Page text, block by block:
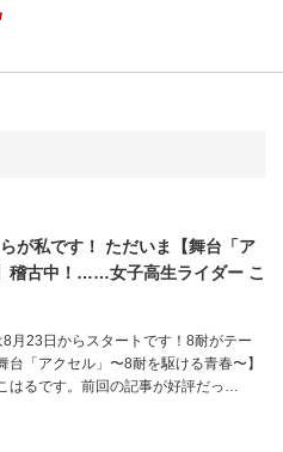
が私です！ ただいま【舞台「ア
稽古中！……女子高生ライダー こ
23日からスタートです！8耐がテー
「アクセル」〜8耐を駆ける青春〜】
はるです。前回の記事が好評だっ…